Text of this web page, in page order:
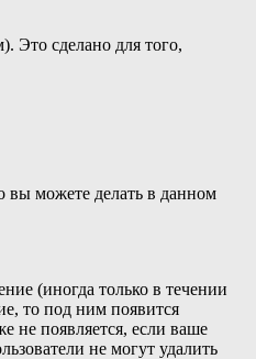
Это сделано для того,
вы можете делать в данном
(иногда только в течении
то под ним появится
не появляется, если ваше
не могут удалить